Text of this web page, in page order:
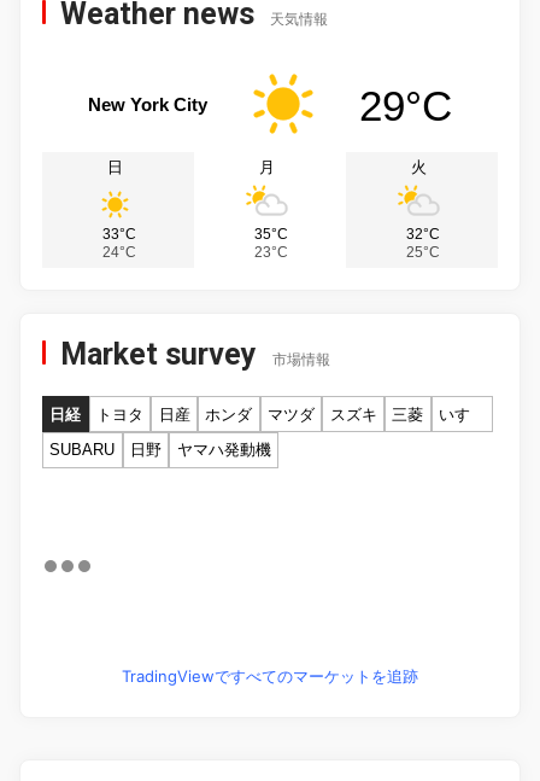
Weather news 天気情報
New York City 29°C
日
33°C
24°C
月
35°C
23°C
火
32°C
25°C
Market survey 市場情報
日経 トヨタ 日産 ホンダ マツダ スズキ 三菱
いすゞ
SUBARU
日野 ヤマハ発動機
TradingViewですべてのマーケットを追跡